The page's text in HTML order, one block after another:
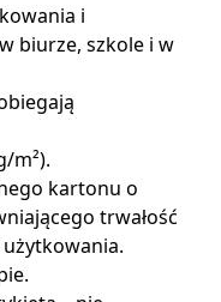
i
biurze, szkole i w
m²).
kartonu o
trwałość